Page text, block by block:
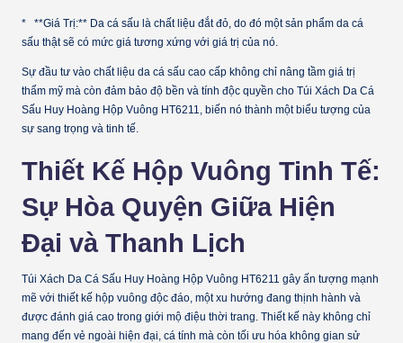
* **Giá Trị:** Da cá sấu là chất liệu đắt đỏ, do đó một sản phẩm da cá
sấu thật sẽ có mức giá tương xứng với giá trị của nó.
Sự đầu tư vào chất liệu da cá sấu cao cấp không chỉ nâng tầm giá trị
thẩm mỹ mà còn đảm bảo độ bền và tính độc quyền cho Túi Xách Da Cá
Sấu Huy Hoàng Hộp Vuông HT6211, biến nó thành một biểu tượng của
sự sang trọng và tinh tế.
Thiết Kế Hộp Vuông Tinh Tế:
Sự Hòa Quyện Giữa Hiện
Đại và Thanh Lịch
Túi Xách Da Cá Sấu Huy Hoàng Hộp Vuông HT6211 gây ấn tượng mạnh
mẽ với thiết kế hộp vuông độc đáo, một xu hướng đang thịnh hành và
được đánh giá cao trong giới mộ điệu thời trang. Thiết kế này không chỉ
mang đến vẻ ngoài hiện đại, cá tính mà còn tối ưu hóa không gian sử